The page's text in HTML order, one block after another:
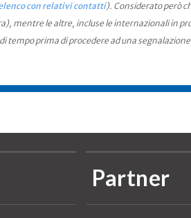
con relativi contatti). Considerato però
mentre le altre, incluse le internazionali in
tempo prima di procedere ad una
Partner